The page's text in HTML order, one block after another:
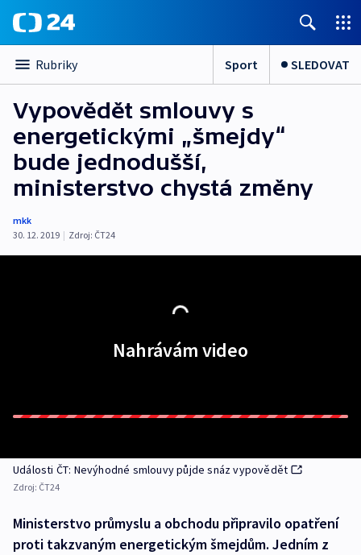
Rubriky Sport SLEDOVAT
Vypovědět smlouvy s
energetickými „šmejdy“
bude jednodušší,
ministerstvo chystá změny
mkk
30. 12. 2019 | Zdroj: ČT24
Nahrávám video
Události ČT: Nevýhodné smlouvy půjde snáz vypovědět
Zdroj: ČT24
Ministerstvo průmyslu a obchodu připravilo opatření
proti takzvaným energetickým šmejdům. Jedním z